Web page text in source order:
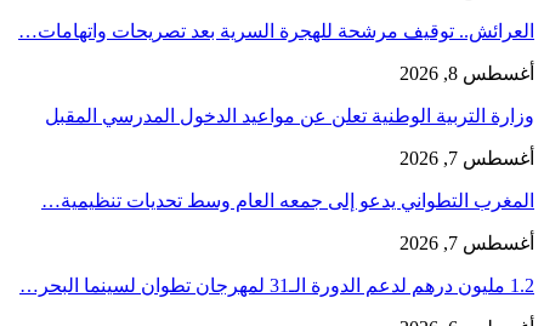
العرائش.. توقيف مرشحة للهجرة السرية بعد تصريحات واتهامات…
أغسطس 8, 2026
وزارة التربية الوطنية تعلن عن مواعيد الدخول المدرسي المقبل
أغسطس 7, 2026
المغرب التطواني يدعو إلى جمعه العام وسط تحديات تنظيمية…
أغسطس 7, 2026
1.2 مليون درهم لدعم الدورة الـ31 لمهرجان تطوان لسينما البحر…